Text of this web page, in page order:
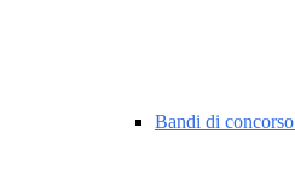
Bandi di concorso